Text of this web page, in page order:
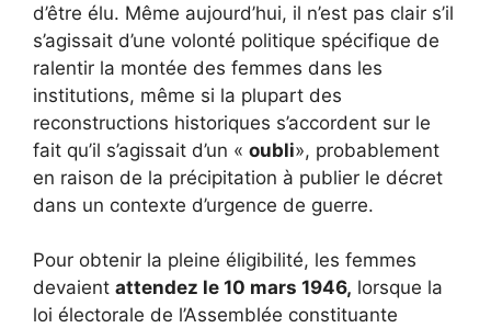
d’être élu. Même aujourd’hui, il n’est pas clair s’il
s’agissait d’une volonté politique spécifique de
ralentir la montée des femmes dans les
institutions, même si la plupart des
reconstructions historiques s’accordent sur le
fait qu’il s’agissait d’un « oubli», probablement
en raison de la précipitation à publier le décret
dans un contexte d’urgence de guerre.
Pour obtenir la pleine éligibilité, les femmes
devaient attendez le 10 mars 1946, lorsque la
loi électorale de l’Assemblée constituante